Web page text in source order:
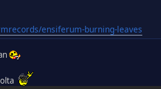
ensiferum-burning-leaves